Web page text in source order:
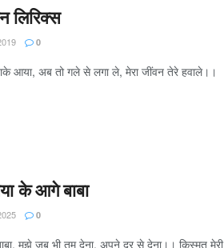
लिरिक्स
0
आया, अब तो गले से लगा ले, मेरा जींवन तेरे हवाले।।
के आगे बाबा
0
मुझे जब भी तुम देना, अपने दर से देना।। किस्मत मेरी